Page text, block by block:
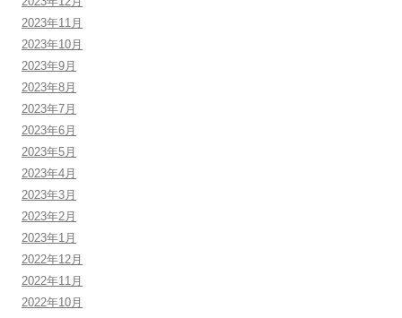
2023年11月
2023年10月
2023年9月
2023年8月
2023年7月
2023年6月
2023年5月
2023年4月
2023年3月
2023年2月
2023年1月
2022年12月
2022年11月
2022年10月